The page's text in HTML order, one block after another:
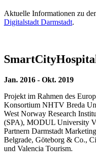
Aktuelle Informationen zu
Digitalstadt Darmstadt.
Jan. 2016 - Okt. 2019
Projekt im Rahmen des
Konsortium NHTV Breda
West Norway Research
(SPA), MODUL University
Partnern Darmstadt
Belgrade, Göteborg & Co.,
und Valencia Tourism.